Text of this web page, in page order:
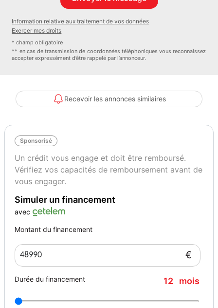
Saphirschwarz métallisé
BMW Premium Selection 24 mois.
Information relative aux traitement de vos données
Exercer mes droits
* champ obligatoire
** en cas de transmission de coordonnées téléphoniques vous reconnaissez
accepter expressément d’être rappelé par l’annonceur.
Recevoir les annonces similaires
Sponsorisé
Un crédit vous engage et doit être remboursé.
Vérifiez vos capacités de remboursement avant de
vous engager.
Simuler un financement
avec
Montant du financement
€
Durée du financement 12 mois